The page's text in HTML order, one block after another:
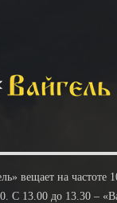
вещает на частоте
C 13.00 до 13.30 –